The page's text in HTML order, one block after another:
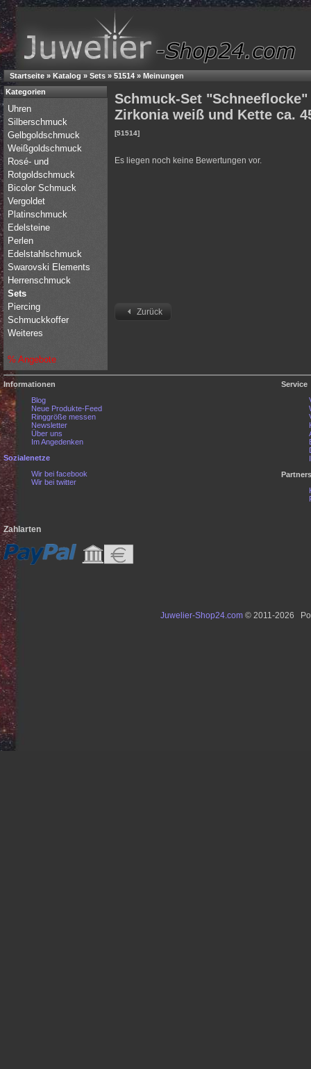
Startseite » Katalog » Sets » 51514 » Meinungen
Schmuck-Set
Zirkonia weiß und Kette ca.
[51514]
Es liegen noch keine Bewertungen vor.
Zurück
Kategorien
Uhren
Silberschmuck
Gelbgoldschmuck
Weißgoldschmuck
Rosé- und
Rotgoldschmuck
Bicolor Schmuck
Vergoldet
Platinschmuck
Edelsteine
Perlen
Edelstahlschmuck
Swarovski Elements
Herrenschmuck
Sets
Piercing
Schmuckkoffer
Weiteres
% Angebote
Informationen
Blog
Neue Produkte-Feed
Ringgröße messen
Newsletter
Über uns
Im Angedenken
Sozialenetze
Wir bei facebook
Wir bei twitter
Service
Zahlarten
Juwelier-Shop24.com© 2011-2026